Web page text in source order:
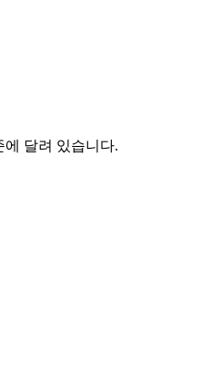
달려 있습니다.